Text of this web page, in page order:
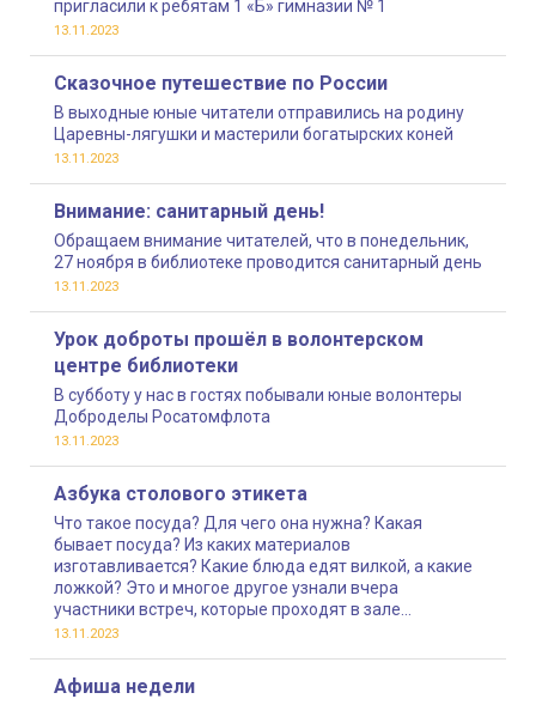
пригласили к ребятам 1 «Б» гимназии № 1
13.11.2023
Сказочное путешествие по России
В выходные юные читатели отправились на родину
Царевны-лягушки и мастерили богатырских коней
13.11.2023
Внимание: санитарный день!
Обращаем внимание читателей, что в понедельник,
27 ноября в библиотеке проводится санитарный день
13.11.2023
Урок доброты прошёл в волонтерском
центре библиотеки
В субботу у нас в гостях побывали юные волонтеры
Доброделы Росатомфлота
13.11.2023
Азбука столового этикета
Что такое посуда? Для чего она нужна? Какая
бывает посуда? Из каких материалов
изготавливается? Какие блюда едят вилкой, а какие
ложкой? Это и многое другое узнали вчера
участники встреч, которые проходят в зале
психологической поддержки читателей центра
столового этикета»
13.11.2023
Афиша недели